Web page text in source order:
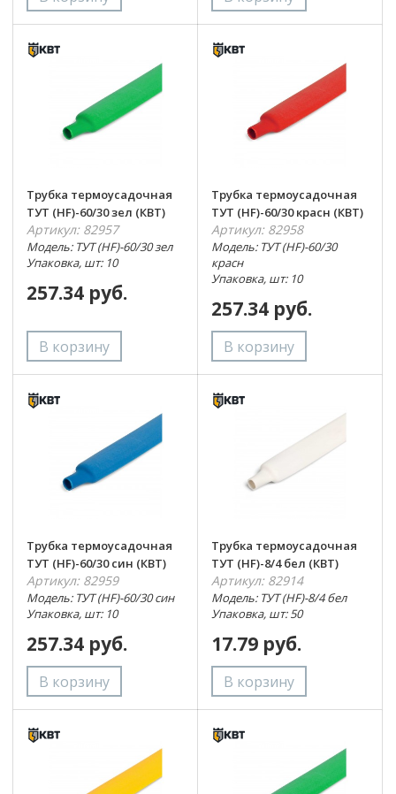
Трубка термоусадочная
ТУТ (HF)-60/30 зел (КВТ)
Артикул: 82957
Модель: ТУТ (HF)-60/30 зел
Упаковка, шт: 10
257.34 руб.
Трубка термоусадочная
ТУТ (HF)-60/30 красн (КВТ)
Артикул: 82958
Модель: ТУТ (HF)-60/30
красн
Упаковка, шт: 10
257.34 руб.
Трубка термоусадочная
ТУТ (HF)-60/30 син (КВТ)
Артикул: 82959
Модель: ТУТ (HF)-60/30 син
Упаковка, шт: 10
257.34 руб.
Трубка термоусадочная
ТУТ (HF)-8/4 бел (КВТ)
Артикул: 82914
Модель: ТУТ (HF)-8/4 бел
Упаковка, шт: 50
17.79 руб.